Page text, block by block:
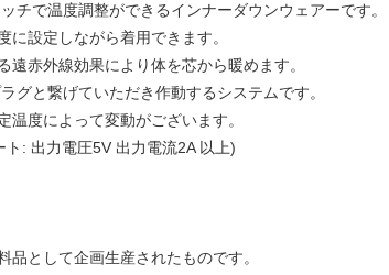
チで温度調整ができるインナーダウンウェアーです。
設定しながら着用できます。
赤外線効果により体を芯から暖めます。
グと繋げていただき作動するシステムです。
度によって変動がございます。
: 出力電圧5V 出力電流2A 以上)
として企画生産されたものです。